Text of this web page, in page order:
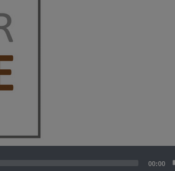
00:00